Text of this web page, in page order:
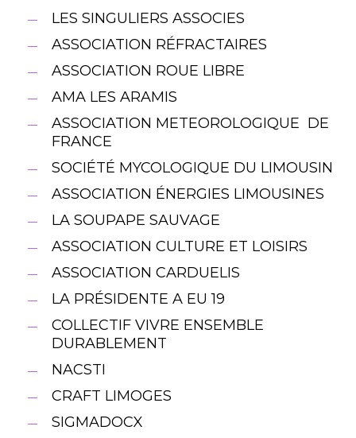
LES SINGULIERS ASSOCIES
ASSOCIATION RÉFRACTAIRES
ASSOCIATION ROUE LIBRE
AMA LES ARAMIS
ASSOCIATION METEOROLOGIQUE DE
FRANCE
SOCIÉTÉ MYCOLOGIQUE DU LIMOUSIN
ASSOCIATION ÉNERGIES LIMOUSINES
LA SOUPAPE SAUVAGE
ASSOCIATION CULTURE ET LOISIRS
ASSOCIATION CARDUELIS
LA PRÉSIDENTE A EU 19
COLLECTIF VIVRE ENSEMBLE
DURABLEMENT
NACSTI
CRAFT LIMOGES
SIGMADOCX